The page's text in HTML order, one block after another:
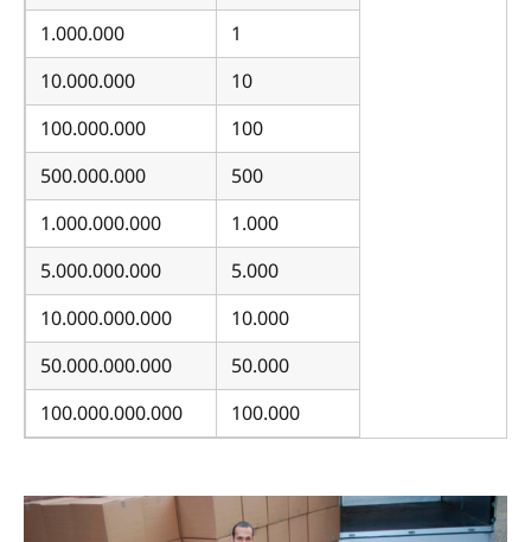
1.000.000
1
10.000.000
10
100.000.000
100
500.000.000
500
1.000.000.000
1.000
5.000.000.000
5.000
10.000.000.000
10.000
50.000.000.000
50.000
100.000.000.000
100.000